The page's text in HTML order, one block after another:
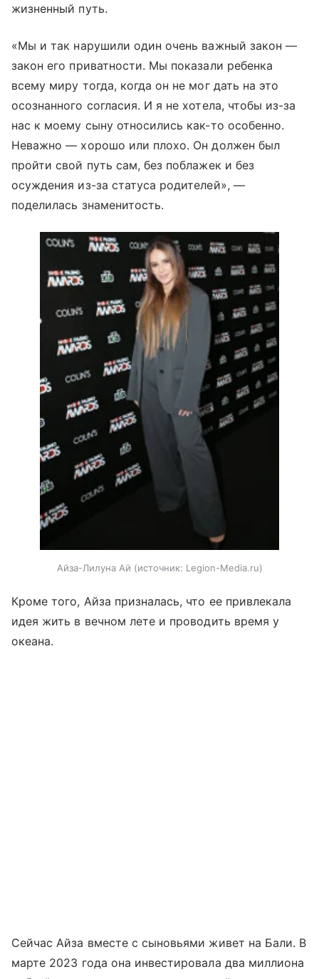
жизненный путь.
«Мы и так нарушили один очень важный закон —
закон его приватности. Мы показали ребенка
всему миру тогда, когда он не мог дать на это
осознанного согласия. И я не хотела, чтобы из-за
нас к моему сыну относились как-то особенно.
Неважно — хорошо или плохо. Он должен был
пройти свой путь сам, без поблажек и без
осуждения из-за статуса родителей», —
поделилась знаменитость.
Айза-Лилуна Ай источник: Legion-Media.ru
Кроме того, Айза призналась, что ее привлекала
идея жить в вечном лете и проводить время у
океана.
Сейчас Айза вместе с сыновьями живет на Бали. В
марте 2023 года она инвестировала два миллиона